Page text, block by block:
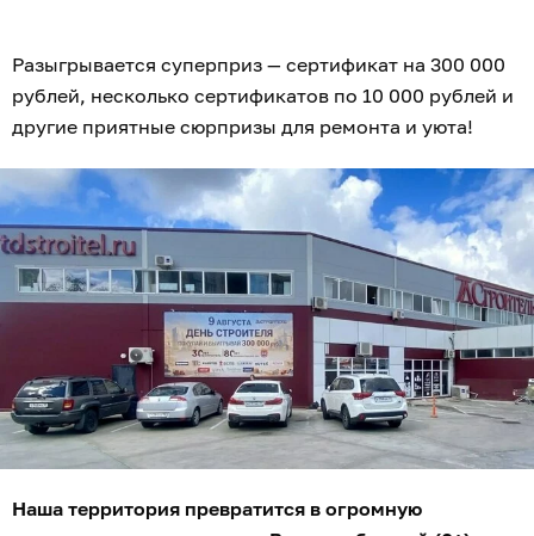
Разыгрывается суперприз — сертификат на 300 000
рублей, несколько сертификатов по 10 000 рублей и
другие приятные сюрпризы для ремонта и уюта!
Наша территория превратится в огромную